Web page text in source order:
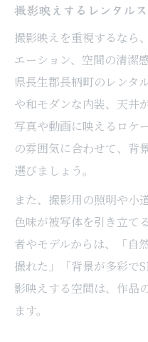
撮影映えするレンタル
撮影映えを重視するなら
エーション、空間の清潔
県長生郡長柄町のレンタ
や和モダンな内装、天井
写真や動画に映えるロケ
の雰囲気に合わせて、背
選びましょう。
また、撮影用の照明や小
色味が被写体を引き立て
者やモデルからは、「自
撮れた」「背景が多彩で
影映えする空間は、作品
ます。